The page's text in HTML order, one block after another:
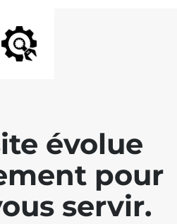
évolue
pour
servir.